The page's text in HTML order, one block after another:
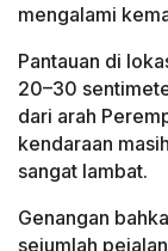
mengalami
Pantauan di
20–30
dari arah
kendaraan
sangat lambat.
Genangan
sejumlah